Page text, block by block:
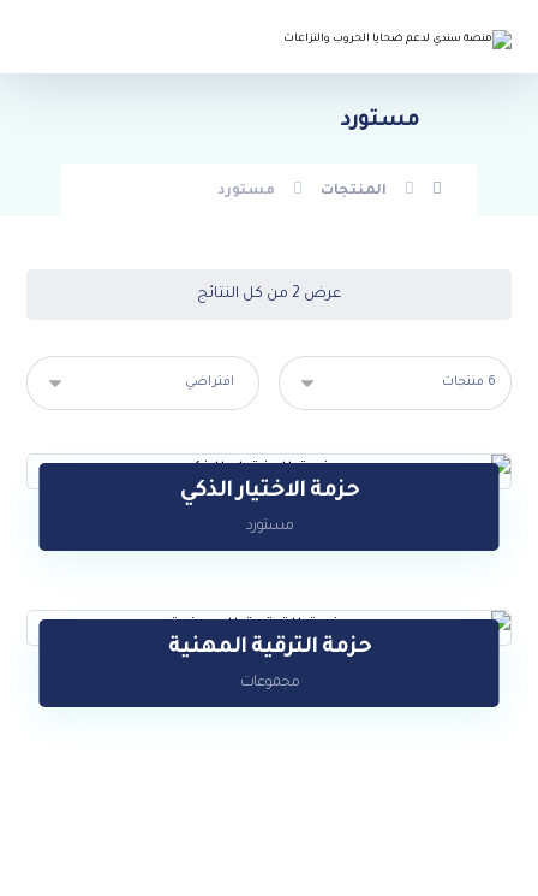
مستورد
المنتجات مستورد
عرض ⁦2⁩ من كل النتائج
حزمة الاختيار الذكي
مستورد
حزمة الترقية المهنية
مجموعات